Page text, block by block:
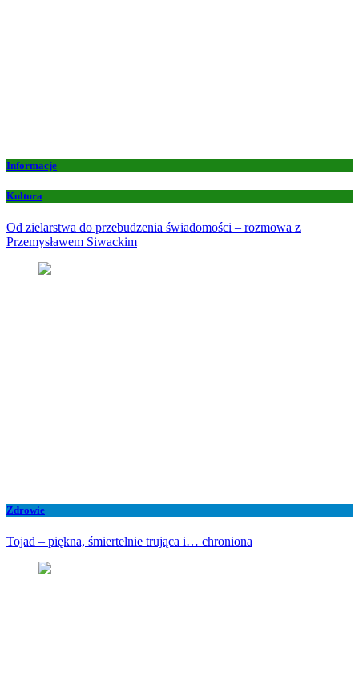
Informacje
Kultura
Od zielarstwa do przebudzenia świadomości – rozmowa z
Przemysławem Siwackim
Zdrowie
Tojad – piękna, śmiertelnie trująca i… chroniona